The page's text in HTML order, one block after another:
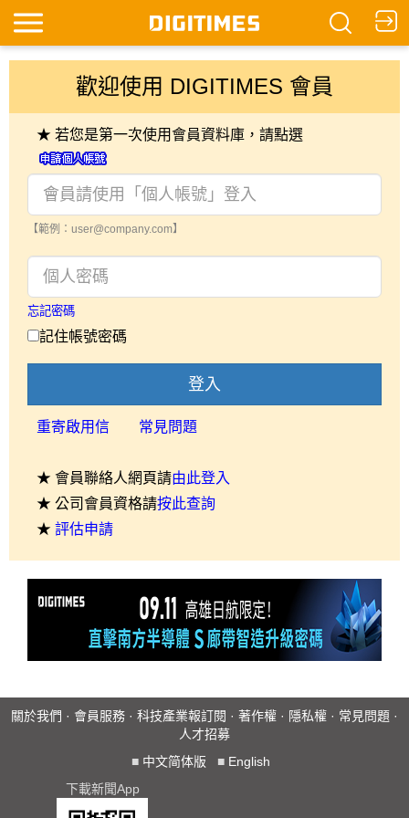
歡迎使用 DIGITIMES 會員
★ 若您是第一次使用會員資料庫，請點選
【範例：user@company.com】
忘記密碼
記住帳號密碼
登入
重寄啟用信 常見問題
★ 會員聯絡人網頁請由此登入
★ 公司會員資格請按此查詢
★ 評估申請
關於我們 · 會員服務 · 科技產業報訂閱 · 著作權 · 隱私權 · 常見問題 ·
人才招募
■ 中文简体版 ■ English
下載新聞App